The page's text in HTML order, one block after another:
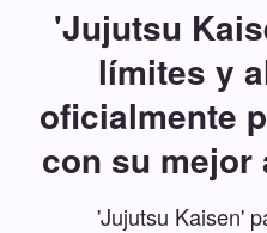
'Jujutsu
límites y
oficialmente
con su mejor
'Jujutsu Kaisen'